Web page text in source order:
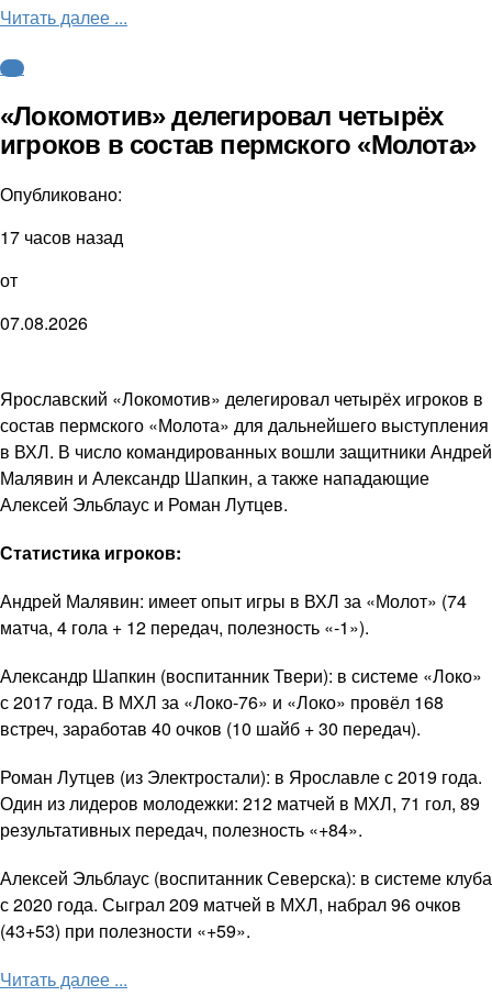
Читать далее ...
КХЛ
«Локомотив» делегировал четырёх
игроков в состав пермского «Молота»
Опубликовано:
17 часов назад
от
07.08.2026
Ярославский «Локомотив» делегировал четырёх игроков в
состав пермского «Молота» для дальнейшего выступления
в ВХЛ. В число командированных вошли защитники Андрей
Малявин и Александр Шапкин, а также нападающие
Алексей Эльблаус и Роман Лутцев.
Статистика игроков:
Андрей Малявин: имеет опыт игры в ВХЛ за «Молот» (74
матча, 4 гола + 12 передач, полезность «-1»).
Александр Шапкин (воспитанник Твери): в системе «Локо»
с 2017 года. В МХЛ за «Локо-76» и «Локо» провёл 168
встреч, заработав 40 очков (10 шайб + 30 передач).
Роман Лутцев (из Электростали): в Ярославле с 2019 года.
Один из лидеров молодежки: 212 матчей в МХЛ, 71 гол, 89
результативных передач, полезность «+84».
Алексей Эльблаус (воспитанник Северска): в системе клуба
с 2020 года. Сыграл 209 матчей в МХЛ, набрал 96 очков
(43+53) при полезности «+59».
Читать далее ...